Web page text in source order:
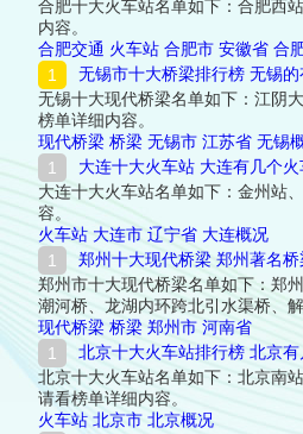
合肥十大火车站名单如下：合肥西
内容。
合肥交通 火车站 合肥市 安徽省 合
无锡市十大桥梁排行榜 无锡
无锡十大现代桥梁名单如下：江阴
榜单详细内容。
现代桥梁 桥梁 无锡市 江苏省 无锡
大连十大火车站 大连有几个
大连十大火车站名单如下：金州站
容。
火车站 大连市 辽宁省 大连概况
郑州十大现代桥梁 郑州著名
郑州市十大现代桥梁名单如下：郑
潮河桥、龙湖内环跨北引水渠桥、
现代桥梁 桥梁 郑州市 河南省
北京十大火车站排行榜 北京
北京十大火车站名单如下：北京南
请看榜单详细内容。
火车站 北京市 北京概况